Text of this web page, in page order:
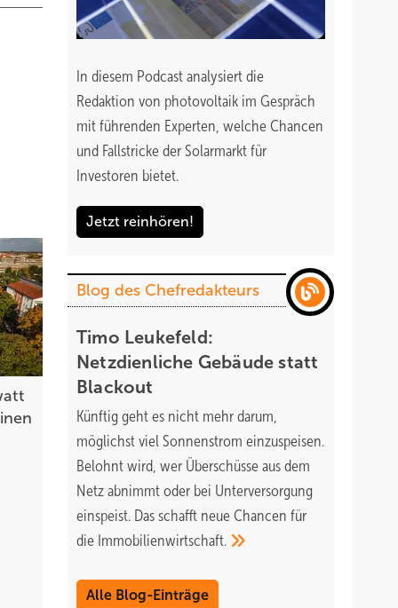
um
für
In diesem Podcast analysiert die
Redaktion von photovoltaik im Gespräch
mit führenden Experten, welche Chancen
und Fallstricke der Solarmarkt für
Investoren bietet.
Jetzt reinhören!
Blog des Chefredakteurs
Timo Leukefeld:
Netzdienliche Gebäude statt
Blackout
Künftig geht es nicht mehr darum,
möglichst viel Sonnenstrom einzuspeisen.
Belohnt wird, wer Überschüsse aus dem
Netz abnimmt oder bei Unterversorgung
einspeist. Das schafft neue Chancen für
die Immobilienwirtschaft.
Alle Blog-Einträge